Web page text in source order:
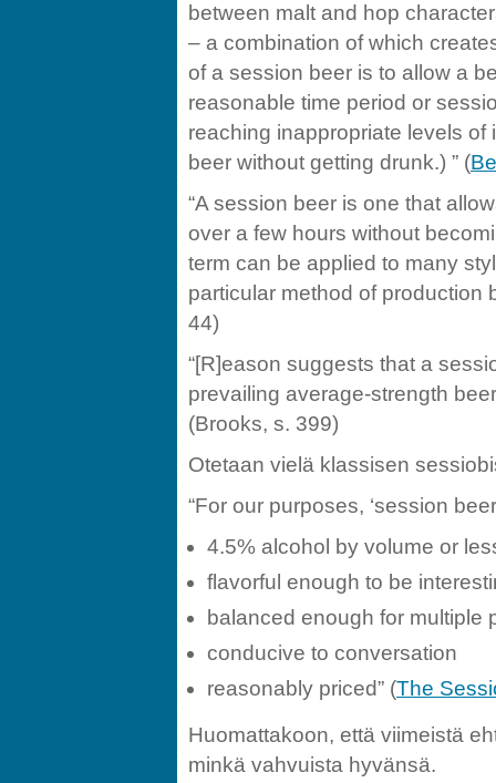
between malt and hop
– a combination of which
of a session beer is to allow a
reasonable time period or
reaching inappropriate levels
beer without getting drunk.) ” (
“A session beer is one that
over a few hours without
term can be applied to many
particular method of production
44)
“[R]eason suggests that a
prevailing average-strength
(Brooks, s. 399)
Otetaan vielä klassisen
“For our purposes, ‘session
4.5% alcohol by volume or
flavorful enough to be
balanced enough for multiple
conducive to conversation
reasonably priced” (The
Huomattakoon, että viimeistä
minkä vahvuista hyvänsä.